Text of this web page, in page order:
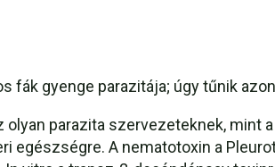
fák gyenge parazitája; úgy tűnik
parazita szervezeteknek, mint
egészségre. A nematotoxin a